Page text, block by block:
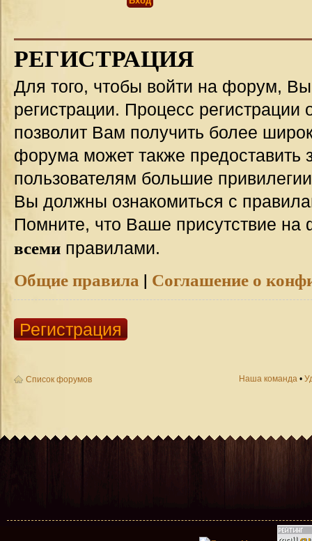
РЕГИСТРАЦИЯ
Для того, чтобы войти на форум,
регистрации. Процесс регистрации
позволит Вам получить более
форума может также предоставить
пользователям большие
Вы должны ознакомиться с
Помните, что Ваше присутствие на
всеми правилами.
Общие правила | Соглашение о
Регистрация
Список форумов Наша команда •